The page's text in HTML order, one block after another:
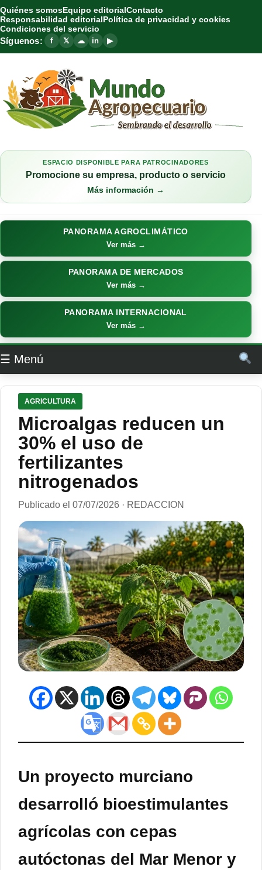
Quiénes somosEquipo editorialContacto
Responsabilidad editorialPolítica de privacidad y cookies
Condiciones del servicio
Síguenos: f 𝕏 ☁ in ▶
ESPACIO DISPONIBLE PARA PATROCINADORES
Promocione su empresa, producto o servicio
Más información →
PANORAMA AGROCLIMÁTICO
Ver más →
PANORAMA DE MERCADOS
Ver más →
PANORAMA INTERNACIONAL
Ver más →
☰ Menú
AGRICULTURA
Microalgas reducen un
30% el uso de
fertilizantes
nitrogenados
Publicado el 07/07/2026 · REDACCION
Un proyecto murciano
desarrolló bioestimulantes
agrícolas con cepas
autóctonas del Mar Menor y